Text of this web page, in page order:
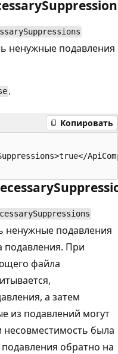
ненужные подавления
.
Копировать
ненужные подавления
подавления. При
файла
а затем
из подавлений могут
несовместимость была
обратно на